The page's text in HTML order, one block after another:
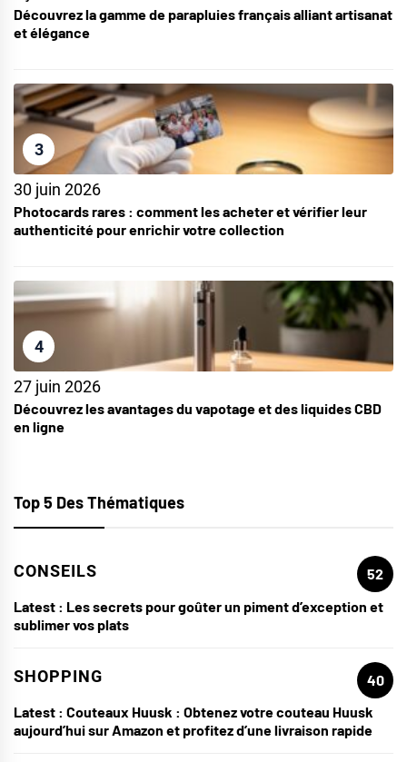
Découvrez la gamme de parapluies français alliant artisanat
et élégance
3
30 juin 2026
Photocards rares : comment les acheter et vérifier leur
authenticité pour enrichir votre collection
4
27 juin 2026
Découvrez les avantages du vapotage et des liquides CBD
en ligne
Top 5 Des Thématiques
CONSEILS
52
Latest : Les secrets pour goûter un piment d’exception et
sublimer vos plats
SHOPPING
40
Latest : Couteaux Huusk : Obtenez votre couteau Huusk
aujourd’hui sur Amazon et profitez d’une livraison rapide